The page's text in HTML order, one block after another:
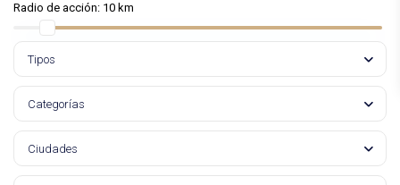
Radio de acción: 10 km
Tipos
Categorías
Ciudades